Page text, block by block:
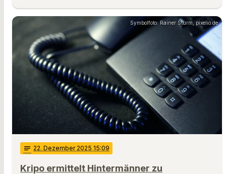
Symbolfoto: Rainer Sturm, pixelio.de
notes 22. Dezember 2025 15:09
Kripo ermittelt Hintermänner zu